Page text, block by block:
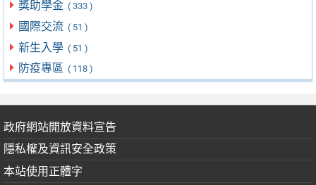
獎助學金 ( 333 )
國際交流 ( 51 )
新生入學 ( 51 )
防疫專區 ( 118 )
政府網站開放資料宣告
隱私權及資訊安全政策
本站使用正體字